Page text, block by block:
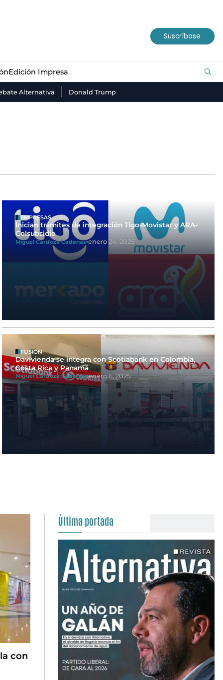
Suscríbase
Edición Impresa
Alternativa Donald Trump
EMPRESAS
Inician trámites de integración Tigo-Movistar y ARA-
Colsubsidio
Miguel Cardoza Cadenas enero 24, 2025
FUSIÓN
Davivienda se integra con Scotiabank en Colombia,
Costa Rica y Panamá
Miguel Cardoza Cadenas enero 6, 2025
con
Última portada